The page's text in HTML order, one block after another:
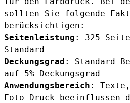
sollten Sie folgende
berücksichtigen:
Seitenleistung : 325
Standard
Deckungsgrad : Standard-
auf 5% Deckungsgrad
Anwendungsbereich :
Foto-Druck beeinflussen